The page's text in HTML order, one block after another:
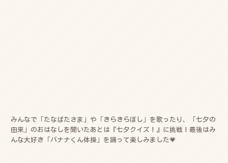
みんなで「たなばたさま」や「きらきらぼし」を歌ったり、「七夕の
由来」のおはなしを聞いたあとは『七夕クイズ！』に挑戦！最後はみ
んな大好き「バナナくん体操」を踊って楽しみました💗